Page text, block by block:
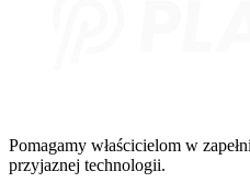
Pomagamy właścicielom w
przyjaznej technologii.